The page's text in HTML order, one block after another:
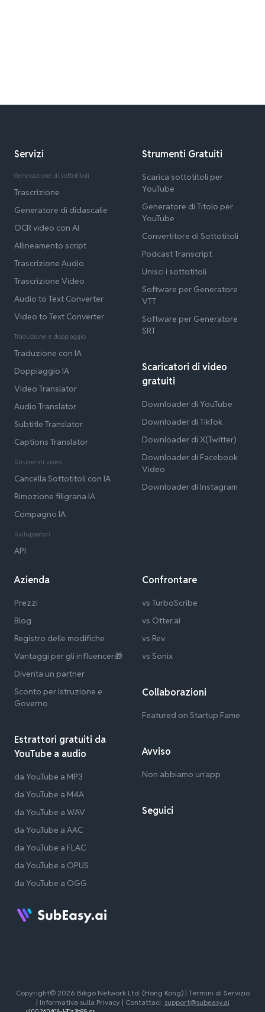
Servizi
Generazione di sottotitoli
Trascrizione
Generatore di didascalie
OCR video con AI
Allineamento script
Trascrizione Audio
Trascrizione Video
Audio to Text Converter
Video to Text Converter
Traduzione e doppiaggio
Traduzione con IA
Doppiaggio IA
Video Translator
Audio Translator
Subtitle Translator
Captions Translator
Strumenti video
Cancella Sottotitoli con IA
Rimozione filigrana IA
Compagno IA
Sviluppatori
API
Strumenti Gratuiti
Scarica sottotitoli per
YouTube
Generatore di Titolo per
YouTube
Convertitore di Sottotitoli
Podcast Transcript
Unisci i sottotitoli
Software per Generatore
VTT
Software per Generatore
SRT
Scaricatori di video
gratuiti
Downloader di YouTube
Downloader di TikTok
Downloader di X(Twitter)
Downloader di Facebook
Video
Downloader di Instagram
Azienda
Prezzi
Blog
Registro delle modifiche
Vantaggi per gli influencer🎁
Diventa un partner
Sconto per Istruzione e
Governo
Estrattori gratuiti da
YouTube a audio
da YouTube a MP3
da YouTube a M4A
da YouTube a WAV
da YouTube a AAC
da YouTube a FLAC
da YouTube a OPUS
da YouTube a OGG
Confrontare
vs TurboScribe
vs Otter.ai
vs Rev
vs Sonix
Collaborazioni
Featured on Startup Fame
Avviso
Non abbiamo un'app
Seguici
Copyright© 2026 Bikgo Network Ltd. (Hong Kong) | Termini di Servizio
| Informativa sulla Privacy | Contattaci: support@subeasy.ai